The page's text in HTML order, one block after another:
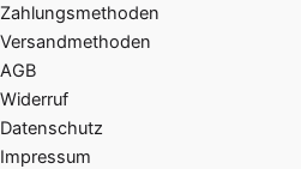
Zahlungsmethoden
Versandmethoden
AGB
Widerruf
Datenschutz
Impressum